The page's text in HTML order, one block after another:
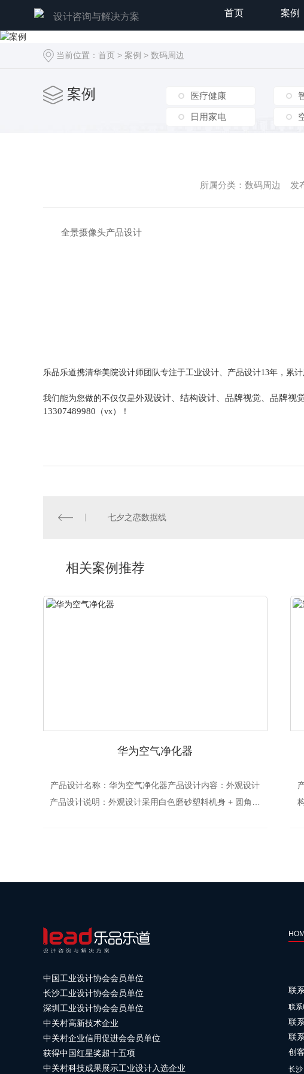
设计咨询与解决方案 首页 案例
当前位置： 首页 > 案例 > 数码周边
案例 医疗健康
日用家电
所属分类：数码周边 发
全景摄像头产品设计
乐品乐道携清华美院设计师团队专注于工业设计、产品设计13年，累
我们能为您做的不仅仅是外观设计、结构设计、品牌视觉、品牌视
13307489980 （vx）！
七夕之恋数据线
相关案例推荐
华为空气净化器
产品设计名称：华为空气净化器产品设计内容：外观设计
产品设计说明：外观设计采用白色磨砂塑料机身 + 圆角柱
中国工业设计协会会员单位
长沙工业设计协会会员单位
深圳工业设计协会会员单位
中关村高新技术企业
中关村企业信用促进会会员单位
获得中国红星奖超十五项
中关村科技成果展示工业设计入选企业
联
联系
联
联
创
长沙